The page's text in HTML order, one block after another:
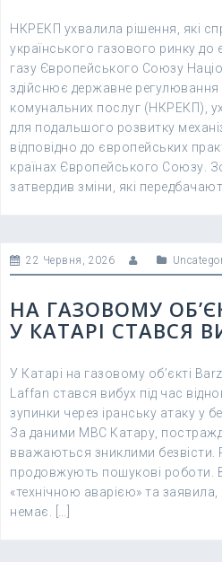
НКРЕКП ухвалила рішення, які
українського газового ринку
газу Європейського Союзу
здійснює державне регулювання
комунальних послуг (НКРЕКП),
для подальшого розвитку
відповідно до європейських
країнах Європейського Союзу.
затвердив зміни, які
22 Червня, 2026
НА ГАЗОВОМУ
У КАТАРІ СТАВСЯ
У Катарі на газовому об’єкті
Laffan стався вибух під час
зупинки через іранську атаку у
За даними МВС Катару,
вважаються зниклими безвісти.
продовжують пошукові роботи.
«технічною аварією» та
немає. […]